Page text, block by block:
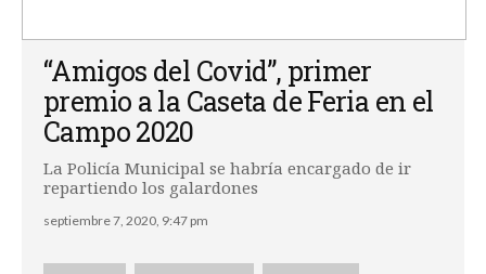
“Amigos del Covid”, primer
premio a la Caseta de Feria en el
Campo 2020
La Policía Municipal se habría encargado de ir
repartiendo los galardones
septiembre 7, 2020, 9:47 pm